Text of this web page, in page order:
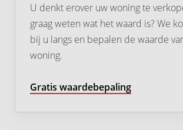
Tweede verdieping
Op de tweede verdieping kom je op de
dakraam. Hier bevinden zich de
was- en droogapparatuur en de
Daarnaast is er een fijne vierde
dakraam en praktische kastruimte.
U denkt erover uw woning te
graag weten wat het waard is? We
bij u langs en bepalen de waarde
woning.
Gratis waardebepaling